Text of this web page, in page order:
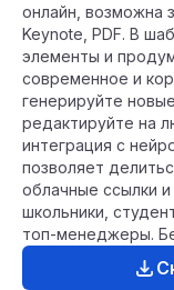
онлайн, возможна
Keynote, PDF. В
элементы и
современное и
генерируйте
редактируйте на
интеграция с
позволяет
облачные ссылки
школьники,
топ-менеджеры.